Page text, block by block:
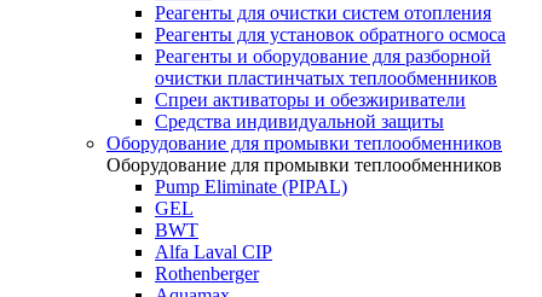
Реагенты для очистки систем отопления
Реагенты для установок обратного осмоса
Реагенты и оборудование для разборной
очистки пластинчатых теплообменников
Спреи активаторы и обезжириватели
Средства индивидуальной защиты
Оборудование для промывки теплообменников
Оборудование для промывки теплообменников
Pump Eliminate (PIPAL)
GEL
BWT
Alfa Laval CIP
Rothenberger